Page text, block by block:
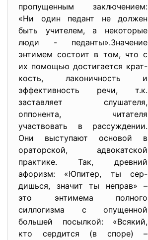
пропущенным заключением:
«Ни один педант не должен
быть учителем, а некоторые
люди - педанты».Значение
энтимем состоит в том, что с
их помощью достигается крат-
кость, лаконичность и
эффективность речи, т.к.
заставляет слушателя,
оппонента, читателя
участвовать в рассуждении.
Они выступают основой в
ораторской, адвокатской
практике. Так, древний
афоризм: «Юпитер, ты сер-
дишься, значит ты неправ» –
это энтимема полного
силлогизма с опущенной
большей посылкой: «Всякий,
кто сердится (в споре) –